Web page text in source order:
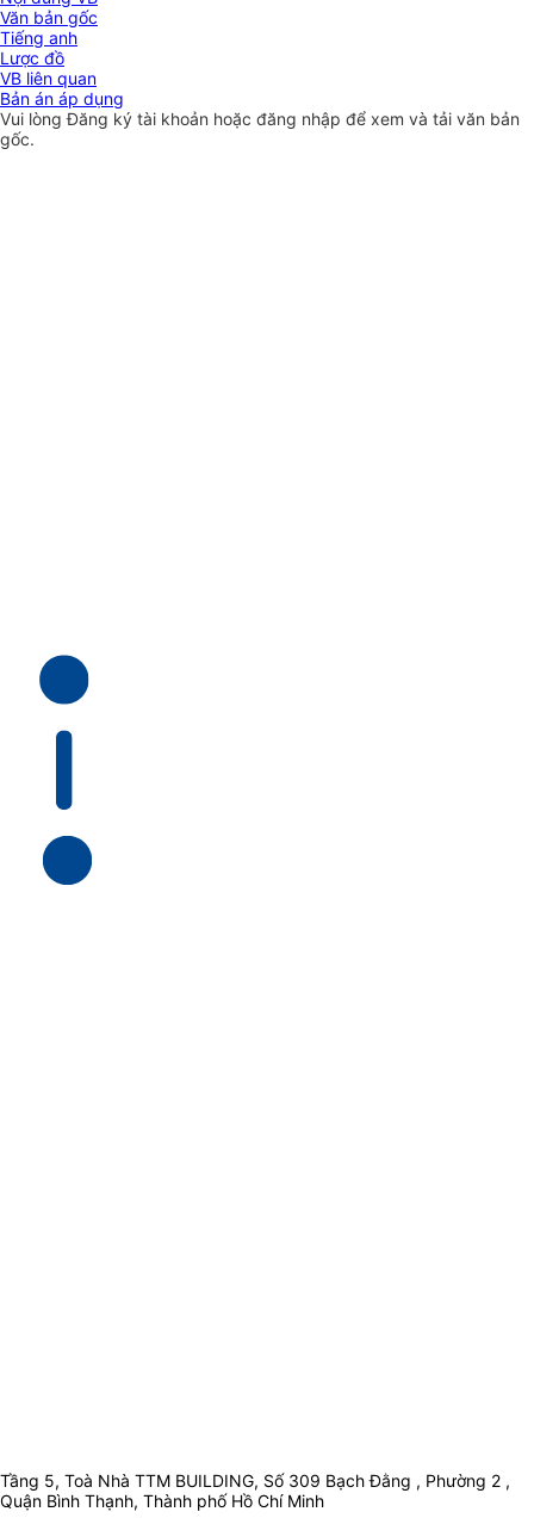
Văn bản gốc
Tiếng anh
Lược đồ
VB liên quan
Bản án áp dụng
Vui lòngĐăng ký tài khoản hoặc đăng nhập để xem và tải văn bản
gốc.
Tầng 5, Toà Nhà TTM BUILDING, Số 309 Bạch Đằng , Phường 2 ,
Quận Bình Thạnh, Thành phố Hồ Chí Minh